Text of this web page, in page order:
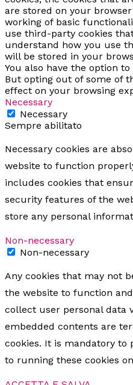
are stored on your
working of basic
use third-party cookies
understand how you use
will be stored in your
You also have the option
But opting out of some of
effect on your browsing
Necessary
Necessary
Sempre abilitato
Necessary cookies are
website to function
includes cookies that
security features of the
store any personal
Non-necessary
Non-necessary
Any cookies that may not
the website to function
collect user personal data
embedded contents are
cookies. It is mandatory
to running these cookies